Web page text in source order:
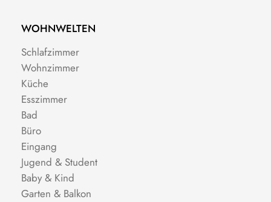
WOHNWELTEN
Schlafzimmer
Wohnzimmer
Küche
Esszimmer
Bad
Büro
Eingang
Jugend & Student
Baby & Kind
Garten & Balkon